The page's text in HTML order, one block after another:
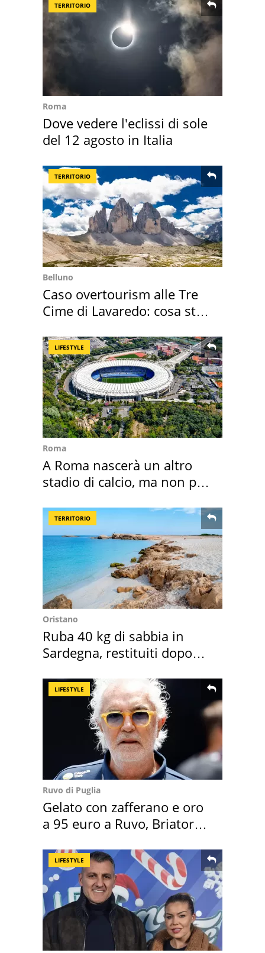
TERRITORIO
Roma
Dove vedere l'eclissi di sole
del 12 agosto in Italia
TERRITORIO
Belluno
Caso overtourism alle Tre
Cime di Lavaredo: cosa sta
LIFESTYLE
Roma
A Roma nascerà un altro
stadio di calcio, ma non per
TERRITORIO
Oristano
Ruba 40 kg di sabbia in
Sardegna, restituiti dopo
LIFESTYLE
Ruvo di Puglia
Gelato con zafferano e oro
a 95 euro a Ruvo, Briatore
LIFESTYLE